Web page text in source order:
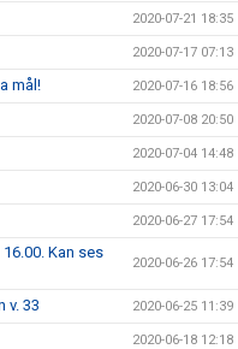
2020-07-21 18:35
2020-07-17 07:13
mål! 2020-07-16 18:56
2020-07-08 20:50
2020-07-04 14:48
2020-06-30 13:04
2020-06-27 17:54
Kan ses
2020-06-26 17:54
v. 33 2020-06-25 11:39
2020-06-18 12:18